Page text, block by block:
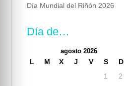
Día Mundial del Riñón 2026
Día de…
agosto 2026
L M X J V S
D
1
2